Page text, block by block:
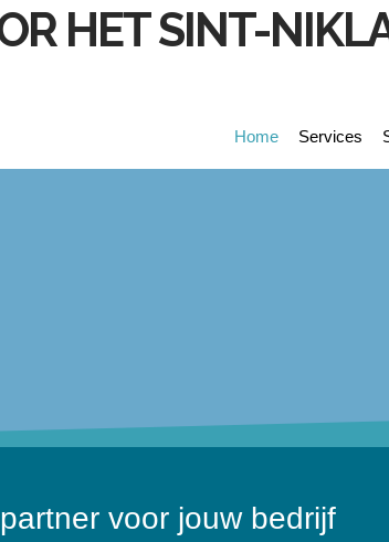
Home Services
voor jouw bedrijf